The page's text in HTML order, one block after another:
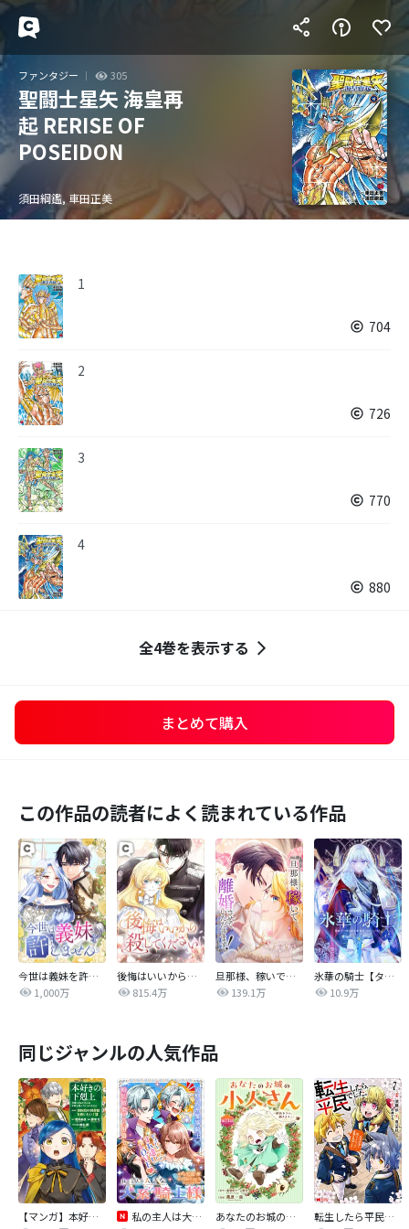
ファンタジー 305
聖闘士星矢 海皇再
起 RERISE OF
POSEIDON
須田綱鑑, 車田正美
1
704
2
726
3
770
4
880
全4巻を表示する
まとめて購入
この作品の読者によく読まれている作品
今世は義妹を許しません
1,000万
後悔はいいから殺してください
815.4万
旦那様、稼いで離婚させていただきます！
139.1万
氷華の騎士【タテヨミ】
10.9万
同じジャンルの人気作品
【マンガ】本好きの下剋上 第四部
私の主人は大きな犬系騎士様
あなたのお城の小人さん ～御飯下さい、働きますっ～（コミック）【分冊版】
転生したら平民でした。～生活水準に耐えられないので貴族を目指します～（コミック）